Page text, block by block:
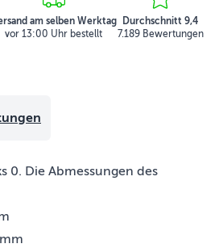
am selben Werktag
vor 13:00 Uhr bestellt
Durchschnitt 9,4
7.189 Bewertungen
0. Die Abmessungen des